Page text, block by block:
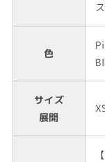
色
サイズ
展開